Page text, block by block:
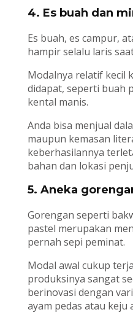
4. Es buah dan
Es buah, es campur,
hampir selalu laris
Modalnya relatif kecil
didapat, seperti buah
kental manis.
Anda bisa menjual
maupun kemasan
keberhasilannya
bahan dan lokasi
5. Aneka
Gorengan seperti
pastel merupakan
pernah sepi peminat.
Modal awal cukup
produksinya sangat
berinovasi dengan
ayam pedas atau keju